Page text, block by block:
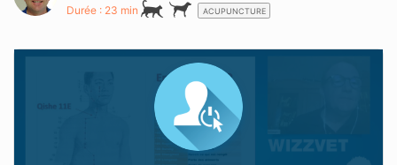
Durée : 23 min ACUPUNCTURE